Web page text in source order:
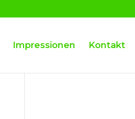
Impressionen Kontakt